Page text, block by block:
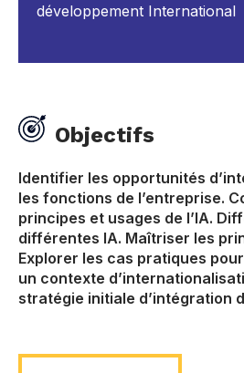
développement International
Objectifs
Identifier les opportunités
les fonctions de l’entreprise.
principes et usages de l’IA.
différentes IA. Maîtriser les
Explorer les cas pratiques
un contexte
stratégie initiale d’intégration